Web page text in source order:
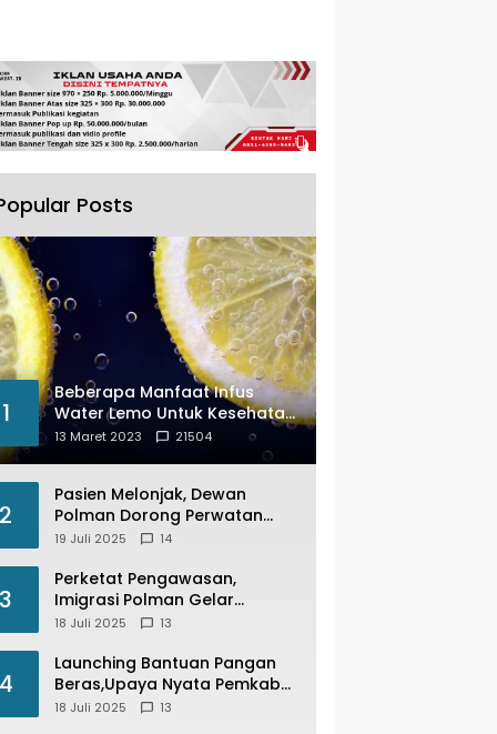
Posts
1
Beberapa Manfaat Infus
Water Lemo Untuk Kesehatan
Anda
13 Maret 2023 21504
2
Pasien Melonjak, Dewan
Polman Dorong Perwatan
Inap PKM Wonomulyo
19 Juli 2025 14
3
Perketat Pengawasan,
Imigrasi Polman Gelar
Operasi Pengawasan
Serentak disemua Daerah di
Indonesia
18 Juli 2025 13
4
Launching Bantuan Pangan
Beras,Upaya Nyata Pemkab
Polman Stabilkan Harga
18 Juli 2025 13